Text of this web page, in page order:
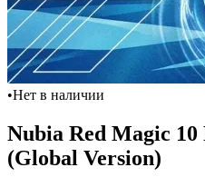
•Нет в наличии
Nubia Red Magic
(Global Version)